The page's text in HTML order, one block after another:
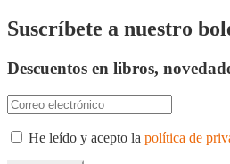
Suscríbete a nuestro
Descuentos en libros,
He leído y acepto la política de